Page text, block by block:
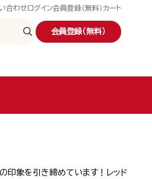
合わせ ログイン会員登録（無料） カート
会員登録（無料）
印象を引き締めています！レッド